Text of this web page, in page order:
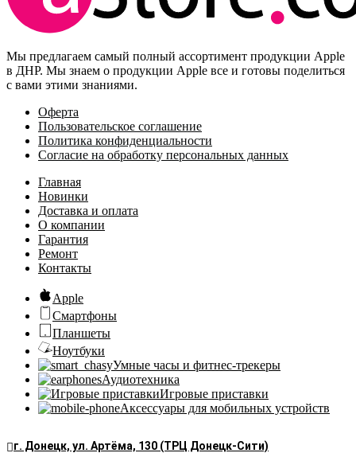
Мы предлагаем самый полный ассортимент продукции Apple
в ДНР. Мы знаем о продукции Apple все и готовы поделиться
с вами этими знаниями.
Оферта
Пользовательское соглашение
Политика конфиденциальности
Согласие на обработку персональных данных
Главная
Новинки
Доставка и оплата
О компании
Гарантия
Ремонт
Контакты
Apple
Смартфоны
Планшеты
Ноутбуки
Умные часы и фитнес-трекеры
Аудиотехника
Игровые приставки
Аксессуары для мобильных устройств
г. Донецк, ул. Артёма, 130 (ТРЦ Донецк-Сити)